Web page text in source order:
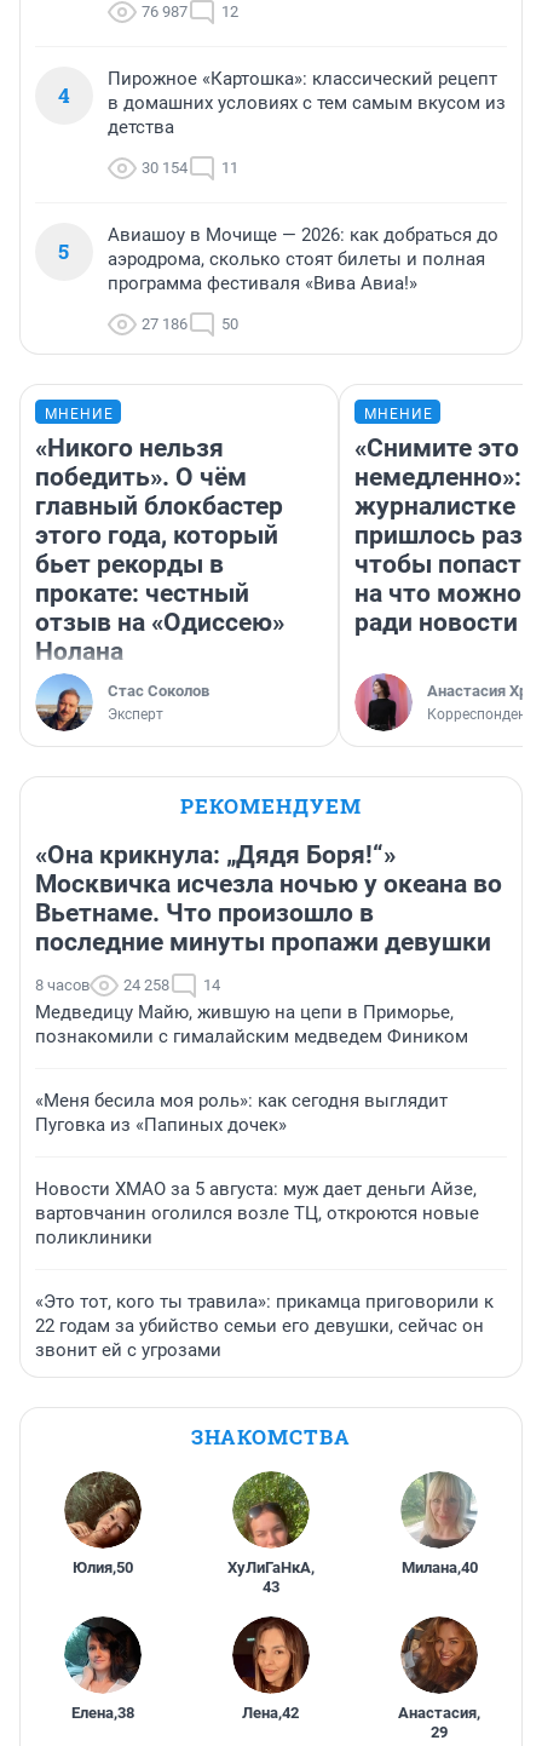
76 987 12
4
Пирожное «Картошка»: классический рецепт
в домашних условиях с тем самым вкусом из
детства
30 154 11
5
Авиашоу в Мочище — 2026: как добраться до
аэродрома, сколько стоят билеты и полная
программа фестиваля «Вива Авиа!»
27 186 50
МНЕНИЕ
«Никого нельзя
победить». О чём
главный блокбастер
этого года, который
бьет рекорды в
прокате: честный
отзыв на «Одиссею»
Нолана
Стас Соколов
Эксперт
МНЕНИЕ
«Снимите это
немедленно»:
журналистке
пришлось
чтобы попасть
на что можно
ради новости
Анастасия
Корреспондент
РЕКОМЕНДУЕМ
«Она крикнула: „Дядя Боря!“»
Москвичка исчезла ночью у океана во
Вьетнаме. Что произошло в
последние минуты пропажи девушки
8 часов 24 258 14
Медведицу Майю, жившую на цепи в Приморье,
познакомили с гималайским медведем Фиником
«Меня бесила моя роль»: как сегодня выглядит
Пуговка из «Папиных дочек»
Новости ХМАО за 5 августа: муж дает деньги Айзе,
вартовчанин оголился возле ТЦ, откроются новые
поликлиники
«Это тот, кого ты травила»: прикамца приговорили к
22 годам за убийство семьи его девушки, сейчас он
звонит ей с угрозами
ЗНАКОМСТВА
Юлия,50 ХуЛиГаНкА,
43
Милана,40
Елена,38 Лена,42 Анастасия,
29